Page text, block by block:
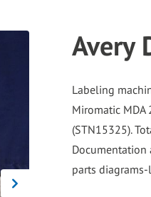
enter
the
selected
search
Avery
Labeling
Miromatic
(STN15325).
Documentation
parts